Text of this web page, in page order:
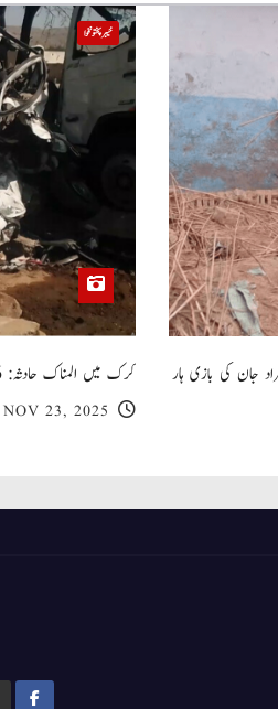
گھر کی چھت گرنے کا سانحہ: 5 افراد جان کی بازی ہار
خیبر پختونخوا
کرک میں المناک حادثہ: 6 افراد جاں بحق، متعدد زخمی
NOV 23, 2025